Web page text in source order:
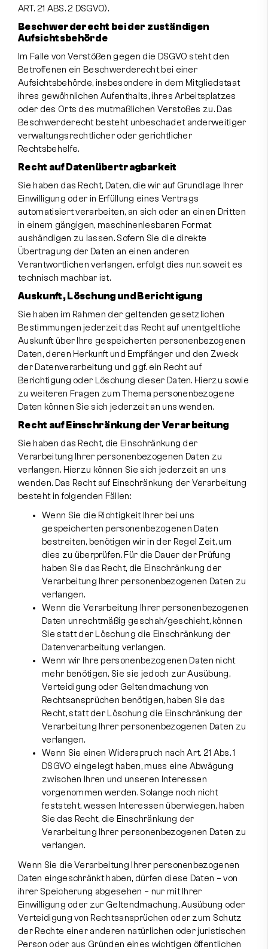
ART. 21 ABS. 2 DSGVO).
Beschwerde­recht bei der zuständigen
Aufsichts­behörde
Im Falle von Verstößen gegen die DSGVO steht den
Betroffenen ein Beschwerderecht bei einer
Aufsichtsbehörde, insbesondere in dem Mitgliedstaat
ihres gewöhnlichen Aufenthalts, ihres Arbeitsplatzes
oder des Orts des mutmaßlichen Verstoßes zu. Das
Beschwerderecht besteht unbeschadet anderweitiger
verwaltungsrechtlicher oder gerichtlicher
Rechtsbehelfe.
Recht auf Daten­übertrag­barkeit
Sie haben das Recht, Daten, die wir auf Grundlage Ihrer
Einwilligung oder in Erfüllung eines Vertrags
automatisiert verarbeiten, an sich oder an einen Dritten
in einem gängigen, maschinenlesbaren Format
aushändigen zu lassen. Sofern Sie die direkte
Übertragung der Daten an einen anderen
Verantwortlichen verlangen, erfolgt dies nur, soweit es
technisch machbar ist.
Auskunft, Löschung und Berichtigung
Sie haben im Rahmen der geltenden gesetzlichen
Bestimmungen jederzeit das Recht auf unentgeltliche
Auskunft über Ihre gespeicherten personenbezogenen
Daten, deren Herkunft und Empfänger und den Zweck
der Datenverarbeitung und ggf. ein Recht auf
Berichtigung oder Löschung dieser Daten. Hierzu sowie
zu weiteren Fragen zum Thema personenbezogene
Daten können Sie sich jederzeit an uns wenden.
Recht auf Einschränkung der Verarbeitung
Sie haben das Recht, die Einschränkung der
Verarbeitung Ihrer personenbezogenen Daten zu
verlangen. Hierzu können Sie sich jederzeit an uns
wenden. Das Recht auf Einschränkung der Verarbeitung
besteht in folgenden Fällen:
Wenn Sie die Richtigkeit Ihrer bei uns
gespeicherten personenbezogenen Daten
bestreiten, benötigen wir in der Regel Zeit, um
dies zu überprüfen. Für die Dauer der Prüfung
haben Sie das Recht, die Einschränkung der
Verarbeitung Ihrer personenbezogenen Daten zu
verlangen.
Wenn die Verarbeitung Ihrer personenbezogenen
Daten unrechtmäßig geschah/geschieht, können
Sie statt der Löschung die Einschränkung der
Datenverarbeitung verlangen.
Wenn wir Ihre personenbezogenen Daten nicht
mehr benötigen, Sie sie jedoch zur Ausübung,
Verteidigung oder Geltendmachung von
Rechtsansprüchen benötigen, haben Sie das
Recht, statt der Löschung die Einschränkung der
Verarbeitung Ihrer personenbezogenen Daten zu
verlangen.
Wenn Sie einen Widerspruch nach Art. 21 Abs. 1
DSGVO eingelegt haben, muss eine Abwägung
zwischen Ihren und unseren Interessen
vorgenommen werden. Solange noch nicht
feststeht, wessen Interessen überwiegen, haben
Sie das Recht, die Einschränkung der
Verarbeitung Ihrer personenbezogenen Daten zu
verlangen.
Wenn Sie die Verarbeitung Ihrer personenbezogenen
Daten eingeschränkt haben, dürfen diese Daten – von
ihrer Speicherung abgesehen – nur mit Ihrer
Einwilligung oder zur Geltendmachung, Ausübung oder
Verteidigung von Rechtsansprüchen oder zum Schutz
der Rechte einer anderen natürlichen oder juristischen
Person oder aus Gründen eines wichtigen öffentlichen